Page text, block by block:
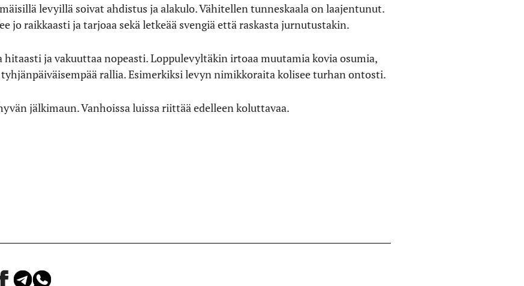
levyillä soivat ahdistus ja alakulo. Vähitellen tunneskaala on laajentunut.
jo raikkaasti ja tarjoaa sekä letkeää svengiä että raskasta jurnutustakin.
hitaasti ja vakuuttaa nopeasti. Loppulevyltäkin irtoaa muutamia kovia osumia,
rallia. Esimerkiksi levyn nimikkoraita kolisee turhan ontosti.
jälkimaun. Vanhoissa luissa riittää edelleen koluttavaa.
Jaa Jaa